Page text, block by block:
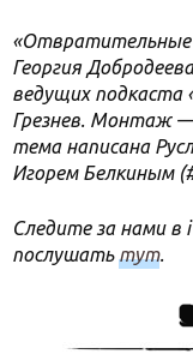
«Отвратительные
Георгия
ведущих подкаста
Грезнев. Монтаж —
тема написана
Игорем Белкиным
Следите за нами в
послушатьтут.